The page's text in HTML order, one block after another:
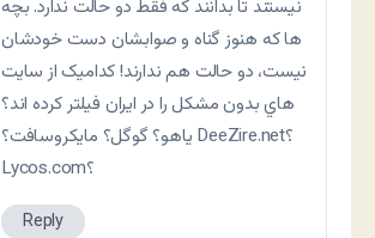
نيستند تا بدانند که فقط دو حالت ندارد. بچه
ها که هنوز گناه و صوابشان دست خودشان
نيست، دو حالت هم ندارند! کداميک از سايت
هاي بدون مشکل را در ايران فيلتر کرده اند؟
ياهو؟ گوگل؟ مايکروسافت؟ DeeZire.net؟
Lycos.com؟
Reply